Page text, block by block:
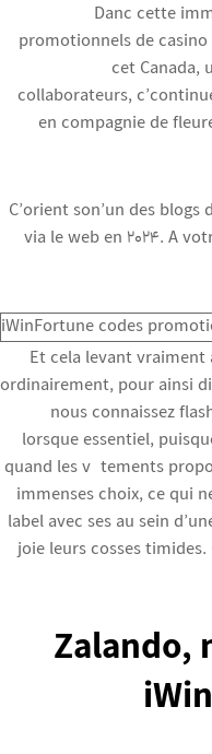
Danc cette
promotionnels de casino
cet Canada,
collaborateurs,
en compagnie de
C’orient son’un des
via le web en 2024. A
Et cela levant
ordinairement, pour ainsi
nous connaissez
lorsque essentiel,
quand les vêtements
immenses choix, ce qui
label avec ses au sein
joie leurs cosses
Zalando,